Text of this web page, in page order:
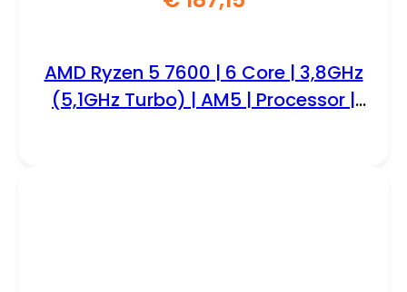
AMD Ryzen 5 7600 | 6 Core | 3,8GHz
(5,1GHz Turbo) | AM5 | Processor |